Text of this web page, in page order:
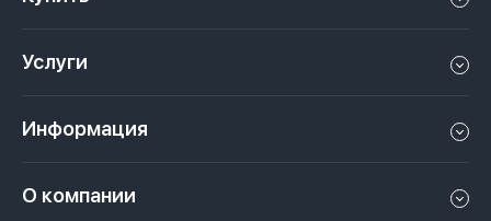
Апартаменты в Дубае
Пентхаус в Дубае
Услуги
Сдать недвижимость в Дубае, ОАЭ
Информация
О компании